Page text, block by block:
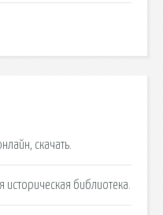
скачать.
историческая библиотека.